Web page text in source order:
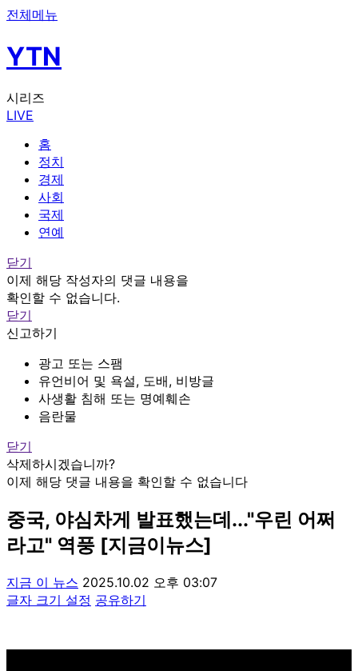
전체메뉴
YTN
시리즈
LIVE
홈
정치
경제
사회
국제
연예
닫기
이제 해당 작성자의 댓글 내용을
확인할 수 없습니다.
닫기
신고하기
광고 또는 스팸
유언비어 및 욕설, 도배, 비방글
사생활 침해 또는 명예훼손
음란물
닫기
삭제하시겠습니까?
이제 해당 댓글 내용을 확인할 수 없습니다
중국, 야심차게 발표했는데..."우린 어쩌
라고" 역풍 [지금이뉴스]
지금 이 뉴스 2025.10.02 오후 03:07
글자 크기 설정 공유하기